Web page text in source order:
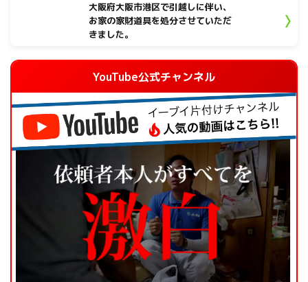
大阪府大阪市港区で引越しに伴い、
お家の家財道具を処分させていただ
きました。
YouTube公式チャンネル